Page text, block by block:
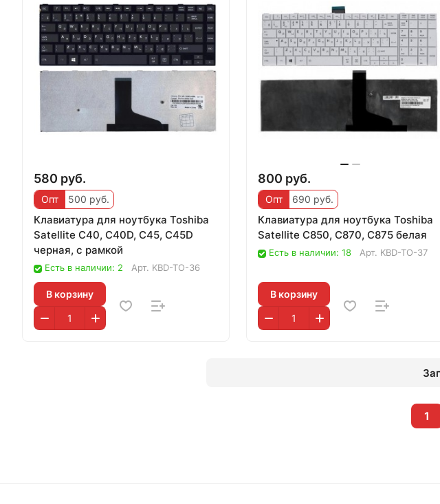
580 руб.
Опт 500 руб.
Клавиатура для ноутбука Toshiba
Satellite C40, C40D, C45, C45D
черная, с рамкой
Есть в наличии: 2 Арт. KBD-TO-36
В корзину
800 руб.
Опт 690 руб.
Клавиатура для ноутбука Toshiba
Satellite C850, C870, C875 белая
Есть в наличии: 18 Арт. KBD-TO-37
В корзину
1